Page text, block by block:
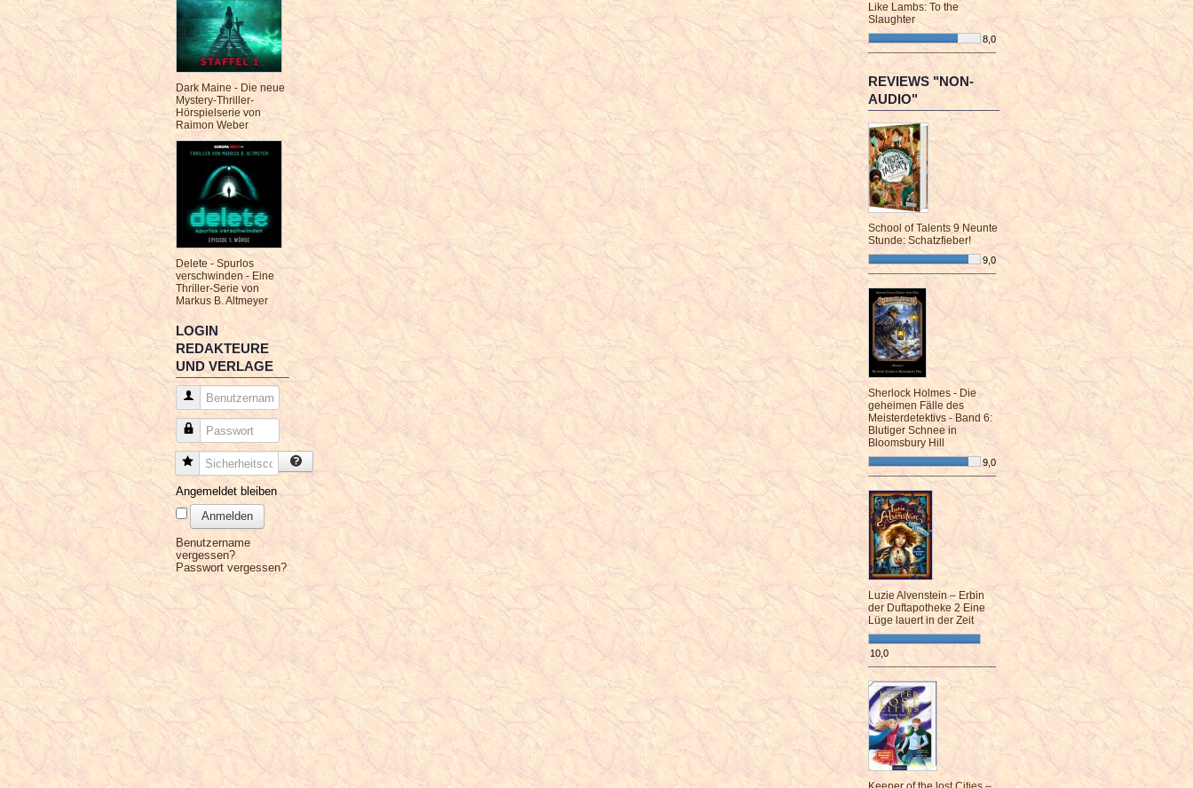
Dark Maine - Die neue
Mystery-Thriller-
Hörspielserie von
Raimon Weber
Delete - Spurlos
verschwinden - Eine
Thriller-Serie von
Markus B. Altmeyer
LOGIN
REDAKTEURE
UND VERLAGE
Benutzername
Passwort
Sicherheitscode
Angemeldet bleiben
Anmelden
Benutzername
vergessen?
Passwort vergessen?
Like Lambs: To the
Slaughter
8,0
¯¯¯¯¯¯¯¯¯¯¯¯¯¯¯¯¯¯¯¯¯¯¯¯
REVIEWS "NON-
AUDIO"
School of Talents 9 Neunte
Stunde: Schatzfieber!
9,0
¯¯¯¯¯¯¯¯¯¯¯¯¯¯¯¯¯¯¯¯¯¯¯¯
Sherlock Holmes - Die
geheimen Fälle des
Meisterdetektivs - Band 6:
Blutiger Schnee in
Bloomsbury Hill
9,0
¯¯¯¯¯¯¯¯¯¯¯¯¯¯¯¯¯¯¯¯¯¯¯¯
Luzie Alvenstein – Erbin
der Duftapotheke 2 Eine
Lüge lauert in der Zeit
10,0
¯¯¯¯¯¯¯¯¯¯¯¯¯¯¯¯¯¯¯¯¯¯¯¯